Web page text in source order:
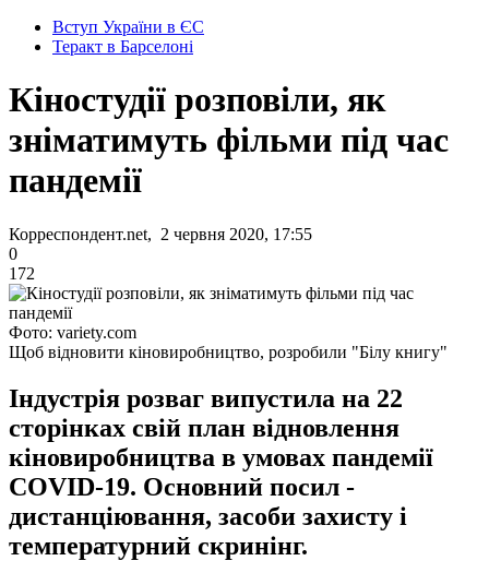
Вступ України в ЄС
Теракт в Барселоні
Кіностудії розповіли, як
зніматимуть фільми під час
пандемії
Корреспондент.net, 2 червня 2020, 17:55
0
172
Фото: variety.com
Щоб відновити кіновиробництво, розробили "Білу книгу"
Індустрія розваг випустила на 22
сторінках свій план відновлення
кіновиробництва в умовах пандемії
COVID-19. Основний посил -
дистанціювання, засоби захисту і
температурний скринінг.